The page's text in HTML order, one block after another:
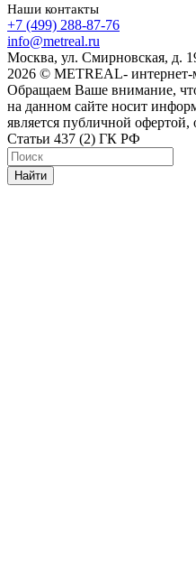
Наши контакты
+7 (499) 288-87-76
info@metreal.ru
Москва, ул. Смирновская, д.
2026 © METREAL- интернет-
Обращаем Ваше внимание,
на данном сайте носит
является публичной
Статьи 437 (2) ГК РФ
Найти